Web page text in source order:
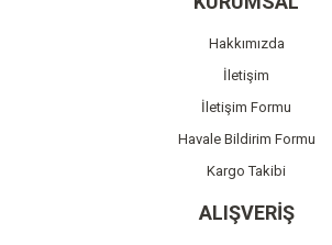
Ürün bilgilerinde hatalar bulunuyor.
Ürün fiyatı diğer sitelerden daha pahalı.
Bu ürüne benzer farklı alternatifler olmalı.
Hakkımızda
İletişim
İletişim Formu
Havale Bildirim Formu
Kargo Takibi
ALIŞVERİŞ